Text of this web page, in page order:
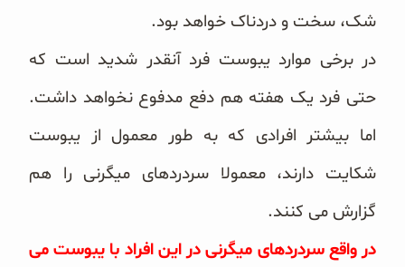
شک، سخت و دردناک خواهد بود.
در برخی موارد یبوست فرد آنقدر شدید است که
حتی فرد یک هفته هم دفع مدفوع نخواهد داشت.
اما بیشتر افرادی که به طور معمول از یبوست
شکایت دارند، معمولا سردردهای میگرنی را هم
گزارش می کنند.
در واقع سردردهای میگرنی در این افراد با یبوست می